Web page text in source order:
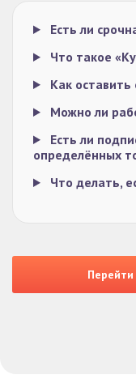
Есть ли
Что такое
Как оставить
Можно ли
Есть ли
определённых
Что делать,